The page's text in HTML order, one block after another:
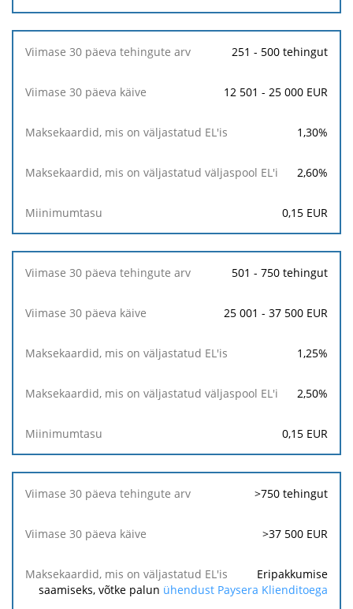
251 - 500 tehingut
12 501 - 25 000 EUR
1,30%
2,60%
0,15 EUR
501 - 750 tehingut
25 001 - 37 500 EUR
1,25%
2,50%
0,15 EUR
>750 tehingut
>37 500 EUR
Eripakkumise
saamiseks, võtke palun ühendust Paysera Klienditoega